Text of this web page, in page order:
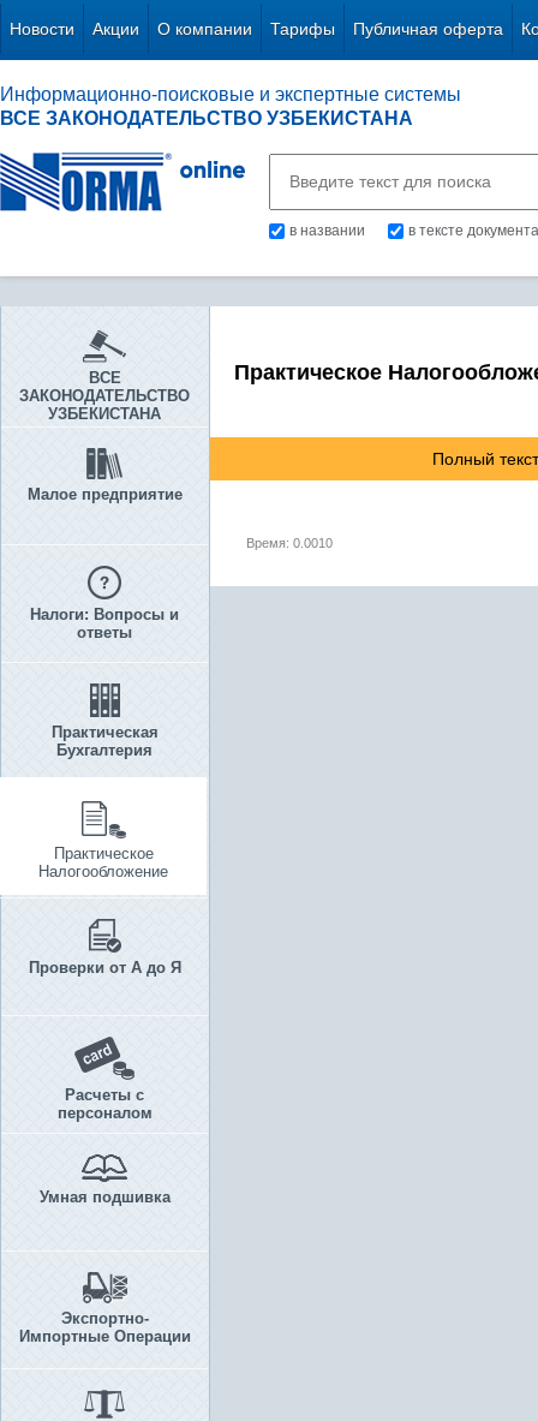
Новости Акции О компании Тарифы Публичная оферта
Информационно-поисковые и экспертные системы
ВСЕ ЗАКОНОДАТЕЛЬСТВО УЗБЕКИСТАНА
в названии в тексте документа
ВСЕ
ЗАКОНОДАТЕЛЬСТВО
УЗБЕКИСТАНА
Малое предприятие
Налоги: Вопросы и
ответы
Практическая
Бухгалтерия
Практическое
Налогообложение
Проверки от А до Я
Расчеты с
персоналом
Умная подшивка
Экспортно-
Импортные Операции
Практическое
Полный
Время: 0.0010